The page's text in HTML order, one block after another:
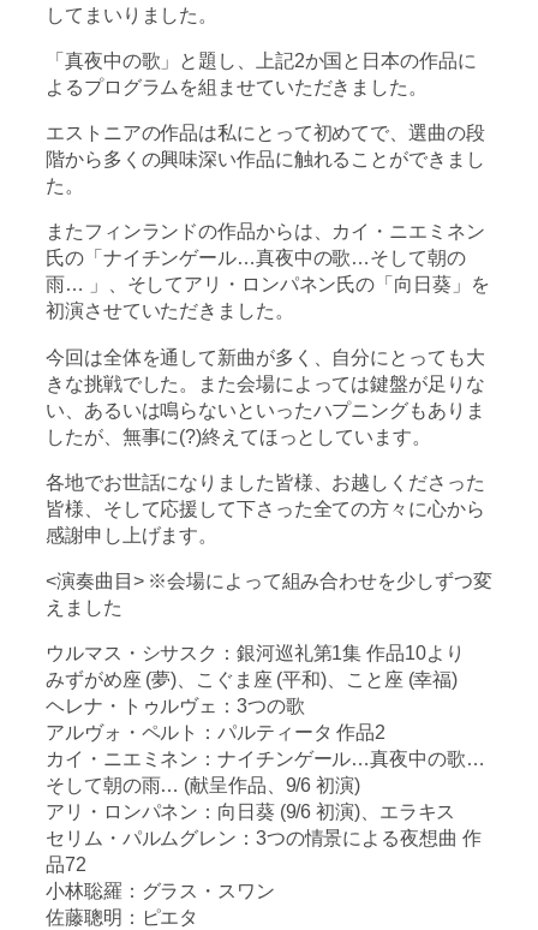
してまいりました。
「真夜中の歌」と題し、上記2か国と日本の作品に
よるプログラムを組ませていただきました。
エストニアの作品は私にとって初めてで、選曲の段
階から多くの興味深い作品に触れることができまし
た。
またフィンランドの作品からは、カイ・ニエミネン
氏の「ナイチンゲール…真夜中の歌…そして朝の
雨… 」、そしてアリ・ロンパネン氏の「向日葵」を
初演させていただきました。
今回は全体を通して新曲が多く、自分にとっても大
きな挑戦でした。また会場によっては鍵盤が足りな
い、あるいは鳴らないといったハプニングもありま
したが、無事に(?)終えてほっとしています。
各地でお世話になりました皆様、お越しくださった
皆様、そして応援して下さった全ての方々に心から
感謝申し上げます。
<演奏曲目> ※会場によって組み合わせを少しずつ変
えました
ウルマス・シサスク：銀河巡礼第1集 作品10より
みずがめ座 (夢)、こぐま座 (平和)、こと座 (幸福)
ヘレナ・トゥルヴェ：3つの歌
アルヴォ・ペルト：パルティータ 作品2
カイ・ニエミネン：ナイチンゲール…真夜中の歌…
そして朝の雨… (献呈作品、9/6 初演)
アリ・ロンパネン：向日葵 (9/6 初演)、エラキス
セリム・パルムグレン：3つの情景による夜想曲 作
品72
小林聡羅：グラス・スワン
佐藤聰明：ピエタ